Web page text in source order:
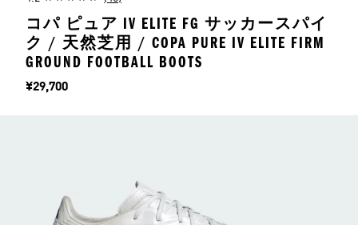
コパ ピュア IV ELITE FG サッカースパイ
ク / 天然芝用 / COPA PURE IV ELITE FIRM
GROUND FOOTBALL BOOTS
価格
¥29,700